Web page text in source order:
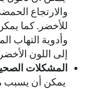
والارتجاع
للأخضر. كما
وأدوية التهاب
إلى اللون
المشكلات
يمكن أن